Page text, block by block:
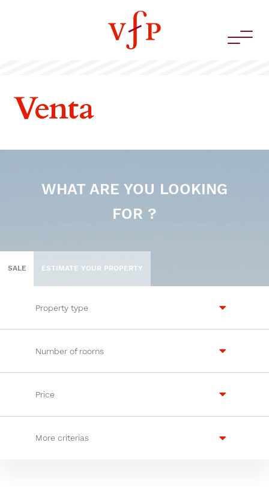
Venta
WHAT ARE YOU LOOKING
FOR ?
SALE ESTIMATE YOUR PROPERTY
Property type
Number of rooms
Price
More criterias